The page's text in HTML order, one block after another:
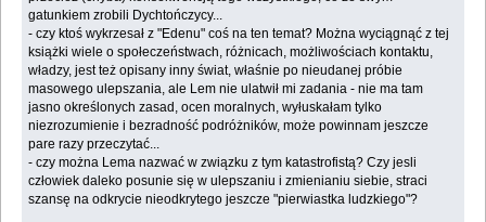
gatunkiem zrobili Dychtończycy...
- czy ktoś wykrzesał z "Edenu" coś na ten temat? Można wyciągnąć z tej
książki wiele o społeczeństwach, różnicach, możliwościach kontaktu,
władzy, jest też opisany inny świat, właśnie po nieudanej próbie
masowego ulepszania, ale Lem nie ulatwił mi zadania - nie ma tam
jasno określonych zasad, ocen moralnych, wyłuskałam tylko
niezrozumienie i bezradność podróżników, może powinnam jeszcze
pare razy przeczytać...
- czy można Lema nazwać w związku z tym katastrofistą? Czy jesli
człowiek daleko posunie się w ulepszaniu i zmienianiu siebie, straci
szansę na odkrycie nieodkrytego jeszcze "pierwiastka ludzkiego"?